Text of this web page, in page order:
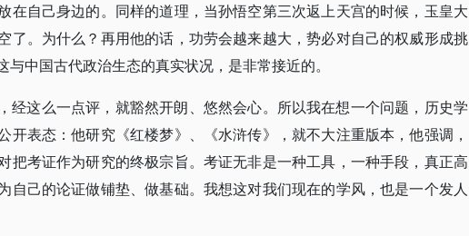
在自己身边的。同样的道理，当孙悟空第三次返上天宫的时候，玉皇大
了。为什么？再用他的话，功劳会越来越大，势必对自己的权威形成挑
中国古代政治生态的真实状况，是非常接近的。
经这么一点评，就豁然开朗、悠然会心。所以我在想一个问题，历史学
开表态：他研究《红楼梦》、《水浒传》，就不大注重版本，他强调，
把考证作为研究的终极宗旨。考证无非是一种工具，一种手段，真正高
自己的论证做铺垫、做基础。我想这对我们现在的学风，也是一个发人